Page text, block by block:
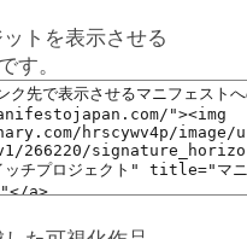
トを表示させる
す。